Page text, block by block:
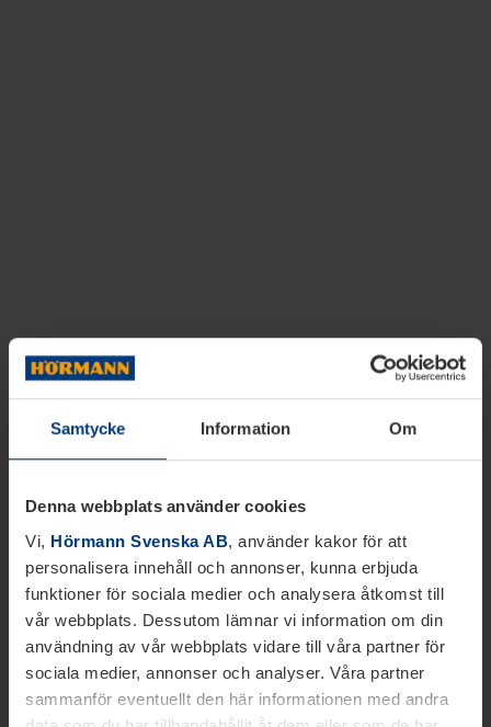
Samtycke Information Om
Denna webbplats använder cookies
Vi, Hörmann Svenska AB, använder kakor för att
personalisera innehåll och annonser, kunna erbjuda
funktioner för sociala medier och analysera åtkomst till
vår webbplats. Dessutom lämnar vi information om din
användning av vår webbplats vidare till våra partner för
sociala medier, annonser och analyser. Våra partner
sammanför eventuellt den här informationen med andra